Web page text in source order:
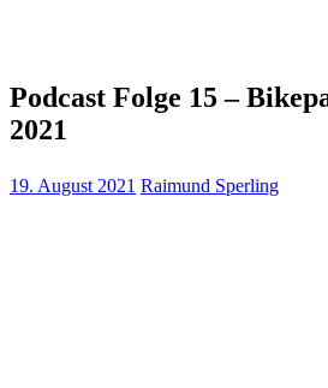
Podcast Folge 15 –
2021
19. August 2021 Raimund Sperling